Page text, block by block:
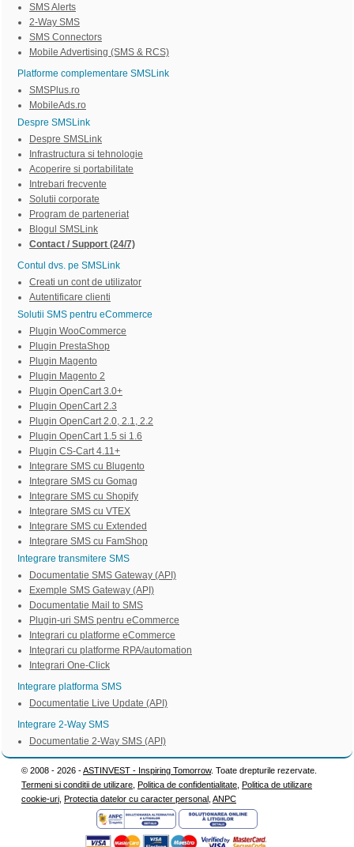
SMS Alerts
2-Way SMS
SMS Connectors
Mobile Advertising (SMS & RCS)
Platforme complementare SMSLink
SMSPlus.ro
MobileAds.ro
Despre SMSLink
Despre SMSLink
Infrastructura si tehnologie
Acoperire si portabilitate
Intrebari frecvente
Solutii corporate
Program de parteneriat
Blogul SMSLink
Contact / Support (24/7)
Contul dvs. pe SMSLink
Creati un cont de utilizator
Autentificare clienti
Solutii SMS pentru eCommerce
Plugin WooCommerce
Plugin PrestaShop
Plugin Magento
Plugin Magento 2
Plugin OpenCart 3.0+
Plugin OpenCart 2.3
Plugin OpenCart 2.0, 2.1, 2.2
Plugin OpenCart 1.5 si 1.6
Plugin CS-Cart 4.11+
Integrare SMS cu Blugento
Integrare SMS cu Gomag
Integrare SMS cu Shopify
Integrare SMS cu VTEX
Integrare SMS cu Extended
Integrare SMS cu FamShop
Integrare transmitere SMS
Documentatie SMS Gateway (API)
Exemple SMS Gateway (API)
Documentatie Mail to SMS
Plugin-uri SMS pentru eCommerce
Integrari cu platforme eCommerce
Integrari cu platforme RPA/automation
Integrari One-Click
Integrare platforma SMS
Documentatie Live Update (API)
Integrare 2-Way SMS
Documentatie 2-Way SMS (API)
© 2008 - 2026 -ASTINVEST - Inspiring Tomorrow. Toate drepturile rezervate.
Termeni si conditii de utilizare Politica de confidentialitate Politica de utilizare
cookie-uri Protectia datelor cu caracter personal ANPC